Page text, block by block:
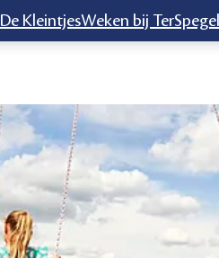
De KleintjesWeken bij